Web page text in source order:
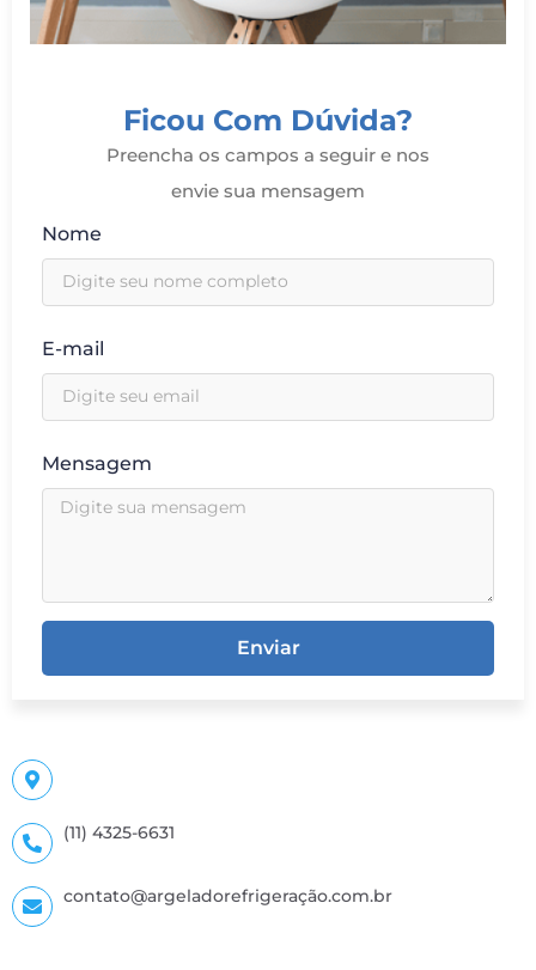
Ficou Com Dúvida?
Preencha os campos a seguir e nos
envie sua mensagem
Nome
E-mail
Mensagem
Enviar
(11) 4325-6631
contato@argeladorefrigeração.com.br